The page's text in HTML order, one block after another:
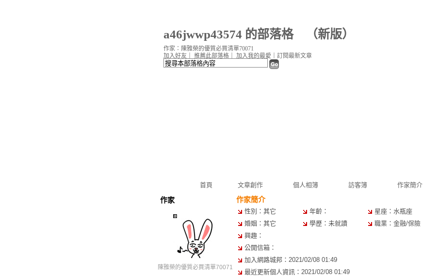
a46jwwp43574 的部落格（新版）
首頁 文章創作 個人相簿 訪客簿 作家簡介
加入好友 推薦此部落格 加入我的最愛 訂閱最新文章
作家：陳雅榮的優質必買清單70071
作家
陳雅榮的優質必買清單70071
作家簡介
性別：其它 年齡： 星座：水瓶座
婚姻：其它
學歷：未就讀
職業：金融/保險
興趣：
公開信箱：
加入網路城邦：2021/02/08 01:49
最近更新個人資訊：2021/02/08 01:49